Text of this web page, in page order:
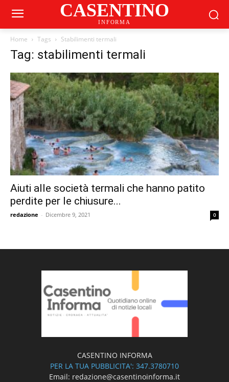
CASENTINO
INFORMA
Home Tags Stabilimenti termali
Tag: stabilimenti termali
Aiuti alle società termali che hanno patito
perdite per le chiusure...
redazione - Dicembre 9, 2021 0
CASENTINO INFORMA
PER LA TUA PUBBLICITA': 347.3780710
Email: redazione@casentinoinforma.it